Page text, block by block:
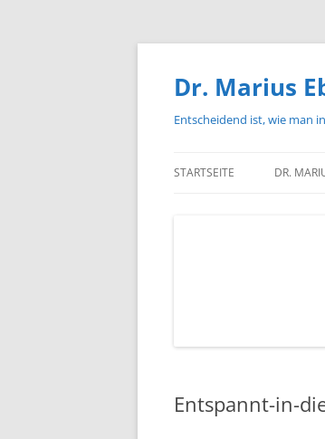
Zum
Dr. Marius
Entscheidend ist, wie man
STARTSEITE DR.
Entspannt-in-